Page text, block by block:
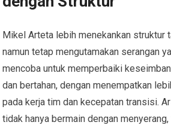
Mikel Arteta lebih menekankan struktur
namun tetap mengutamakan serangan
mencoba untuk memperbaiki
dan bertahan, dengan menempatkan
pada kerja tim dan kecepatan transisi.
tidak hanya bermain dengan